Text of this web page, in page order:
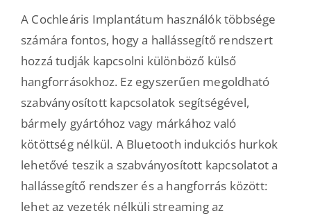
A Cochleáris Implantátum használók többsége
számára fontos, hogy a hallássegítő rendszert
hozzá tudják kapcsolni különböző külső
hangforrásokhoz. Ez egyszerűen megoldható
szabványosított kapcsolatok segítségével,
bármely gyártóhoz vagy márkához való
kötöttség nélkül. A Bluetooth indukciós hurkok
lehetővé teszik a szabványosított kapcsolatot a
hallássegítő rendszer és a hangforrás között:
lehet az vezeték nélküli streaming az